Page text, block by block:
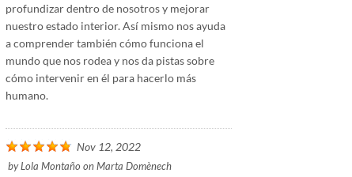
profundizar dentro de nosotros y mejorar
nuestro estado interior. Así mismo nos ayuda
a comprender también cómo funciona el
mundo que nos rodea y nos da pistas sobre
cómo intervenir en él para hacerlo más
humano.
Nov 12, 2022
byLola Montaño onMarta Domènech